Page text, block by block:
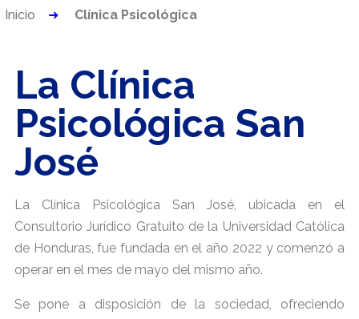
Inicio Clínica Psicológica
La Clínica
Psicológica San
José
La Clínica Psicológica San José, ubicada en el
Consultorio Jurídico Gratuito de la Universidad Católica
de Honduras, fue fundada en el año 2022 y comenzó a
operar en el mes de mayo del mismo año.
Se pone a disposición de la sociedad, ofreciendo